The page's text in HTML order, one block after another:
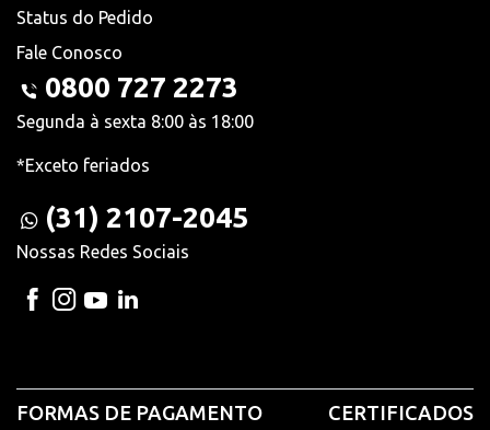
Status do Pedido
Fale Conosco
0800 727 2273
Segunda à sexta 8:00 às 18:00
*Exceto feriados
(31) 2107-2045
Nossas Redes Sociais
FORMAS DE PAGAMENTO CERTIFICADOS